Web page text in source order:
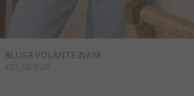
BLUSA VOLANTE INAYA